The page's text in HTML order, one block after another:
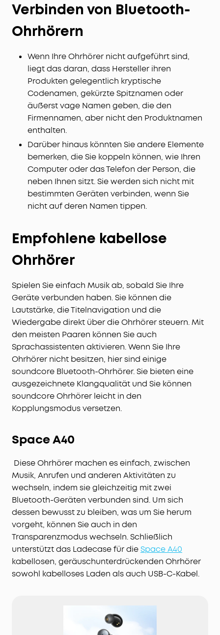
Verbinden von Bluetooth-
Ohrhörern
Wenn Ihre Ohrhörer nicht aufgeführt sind,
liegt das daran, dass Hersteller ihren
Produkten gelegentlich kryptische
Codenamen, gekürzte Spitznamen oder
äußerst vage Namen geben, die den
Firmennamen, aber nicht den Produktnamen
enthalten.
Darüber hinaus könnten Sie andere Elemente
bemerken, die Sie koppeln können, wie Ihren
Computer oder das Telefon der Person, die
neben Ihnen sitzt. Sie werden sich nicht mit
bestimmten Geräten verbinden, wenn Sie
nicht auf deren Namen tippen.
Empfohlene kabellose
Ohrhörer
Spielen Sie einfach Musik ab, sobald Sie Ihre
Geräte verbunden haben. Sie können die
Lautstärke, die Titelnavigation und die
Wiedergabe direkt über die Ohrhörer steuern. Mit
den meisten Paaren können Sie auch
Sprachassistenten aktivieren. Wenn Sie Ihre
Ohrhörer nicht besitzen, hier sind einige
soundcore Bluetooth-Ohrhörer. Sie bieten eine
ausgezeichnete Klangqualität und Sie können
soundcore Ohrhörer leicht in den
Kopplungsmodus versetzen.
Space A40
Diese Ohrhörer machen es einfach, zwischen
Musik, Anrufen und anderen Aktivitäten zu
wechseln, indem sie gleichzeitig mit zwei
Bluetooth-Geräten verbunden sind. Um sich
dessen bewusst zu bleiben, was um Sie herum
vorgeht, können Sie auch in den
Transparenzmodus wechseln. Schließlich
unterstützt das Ladecase für die Space A40
kabellosen, geräuschunterdrückenden Ohrhörer
sowohl kabelloses Laden als auch USB-C-Kabel.